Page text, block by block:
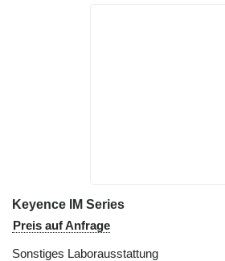
Keyence IM Series
Preis auf Anfrage
Sonstiges Laborausstattung